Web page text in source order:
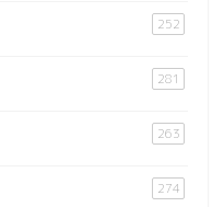
252
281
263
274